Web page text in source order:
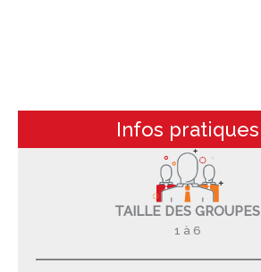
Infos pratiques
TAILLE DES GROUPES
1 à 6